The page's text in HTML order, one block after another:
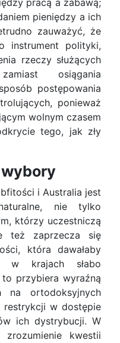
pracą a zabawą;
pieniędzy a ich
zauważyć, że
instrument polityki,
rzeczy służących
osiągania
postępowania
ponieważ
wolnym czasem
tego, jak zły
i Australia jest
nie tylko
którzy uczestniczą
też zaprzecza się
która dawałaby
w krajach słabo
przybiera wyraźną
na ortodoksyjnych
restrykcji w dostępie
ich dystrybucji. W
zrozumienie kwestii